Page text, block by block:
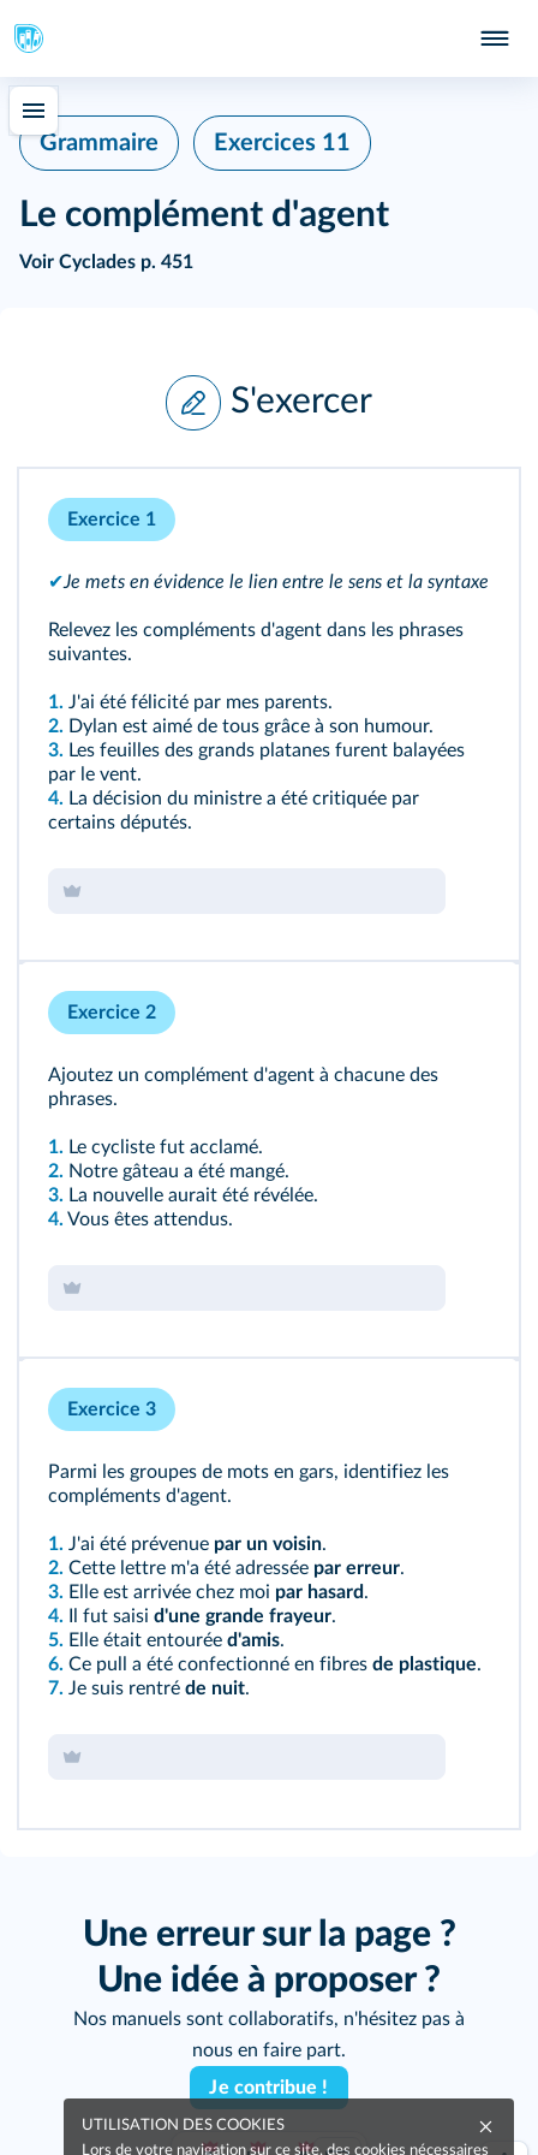
Grammaire Exercices 11
Le complément d'agent
Voir Cyclades p. 451
S'exercer
Exercice 1
✔Je mets en évidence le lien entre le sens et la syntaxe
Relevez les compléments d'agent dans les phrases
suivantes.
1. J'ai été félicité par mes parents.
2. Dylan est aimé de tous grâce à son humour.
3. Les feuilles des grands platanes furent balayées
par le vent.
4. La décision du ministre a été critiquée par
certains députés.
Exercice 2
Ajoutez un complément d'agent à chacune des
phrases.
1. Le cycliste fut acclamé.
2. Notre gâteau a été mangé.
3. La nouvelle aurait été révélée.
4. Vous êtes attendus.
Exercice 3
Parmi les groupes de mots en gars, identifiez les
compléments d'agent.
1. J'ai été prévenue par un voisin.
2. Cette lettre m'a été adressée par erreur.
3. Elle est arrivée chez moi par hasard.
4. Il fut saisi d'une grande frayeur.
5. Elle était entourée d'amis.
6. Ce pull a été confectionné en fibres de plastique.
7. Je suis rentré de nuit.
Une erreur sur la page ?
Une idée à proposer ?
Nos manuels sont collaboratifs, n'hésitez pas à
nous en faire part.
Je contribue !
UTILISATION DES COOKIES
Lors de votre navigation sur ce site, des cookies nécessaires